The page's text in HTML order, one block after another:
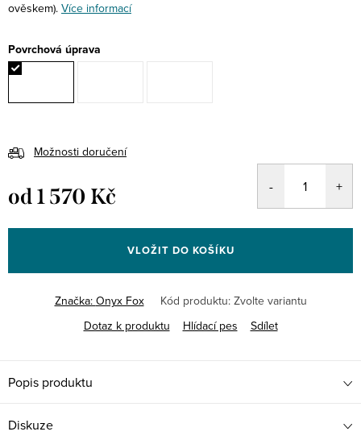
ověskem). Více informací
Povrchová úprava
Možnosti doručení
od1 570 Kč
cena:
VLOŽIT DO KOŠÍKU
Značka: Onyx Fox Kód produktu: Zvolte variantu
Dotaz k produktu
Hlídací pes Sdílet
Popis produktu
Diskuze